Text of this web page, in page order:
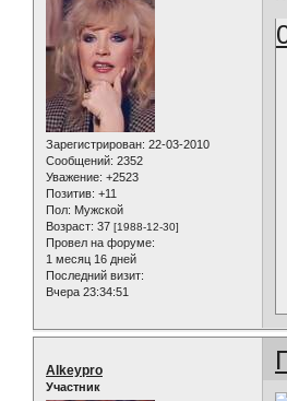
Зарегистрирован: 22-03-2010
Сообщений: 2352
Уважение: +2523
Позитив: +11
Пол: Мужской
Возраст: 37 [1988-12-30]
Провел на форуме:
1 месяц 16 дней
Последний визит:
Вчера 23:34:51
Alkeypro
Участник